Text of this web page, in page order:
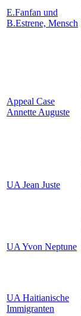
E.Fanfan und
B.Estrene, Mensch
Appeal Case
Annette Auguste
UA Jean Juste
UA Yvon Neptune
UA Haitianische
Immigranten